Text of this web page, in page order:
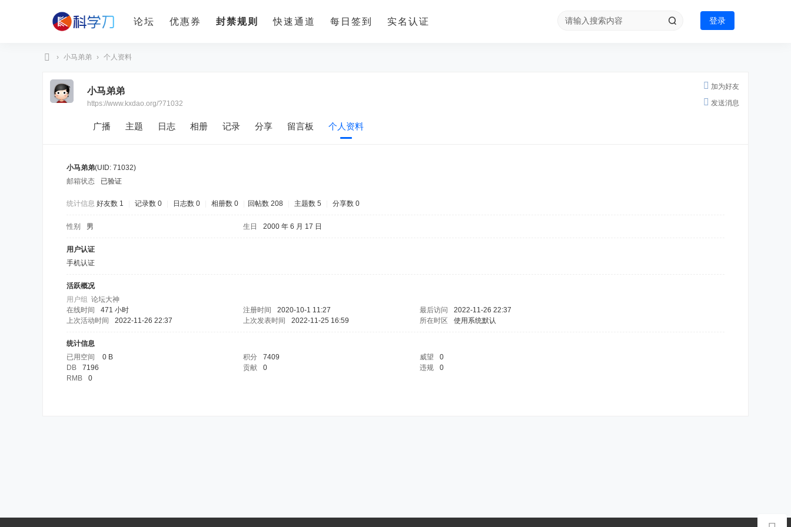
论坛 优惠券 封禁规则 快速通道 每日签到 实名认证 登录
› 小马弟弟 › 个人资料
加为好友
发送消息
小马弟弟
https://www.kxdao.org/?71032
广播 主题 日志 相册 记录 分享 留言板 个人资料
小马弟弟(UID: 71032)
邮箱状态
已验证
统计信息 好友数 1 记录数 0 日志数 0 相册数 0 回帖数 208 主题数 5 分享数 0
性别 男 生日 2000 年 6 月 17 日
用户认证
手机认证
活跃概况
用户组 论坛大神
在线时间
471 小时 注册时间 2020-10-1 11:27 最后访问
2022-11-26 22:37
上次活动时间
2022-11-26 22:37 上次发表时间 2022-11-25 16:59 所在时区 使用系统默认
统计信息
已用空间
0 B 积分 7409 威望
0
DB
7196 贡献 0 违规
0
RMB
0